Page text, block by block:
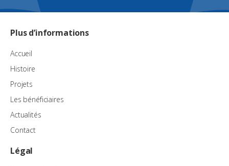
Plus d’informations
Accueil
Histoire
Projets
Les bénéficiaires
Actualités
Contact
Légal